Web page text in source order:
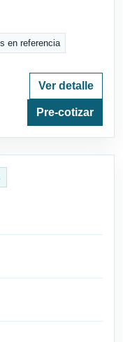
en referencia
Ver detalle
Pre-cotizar